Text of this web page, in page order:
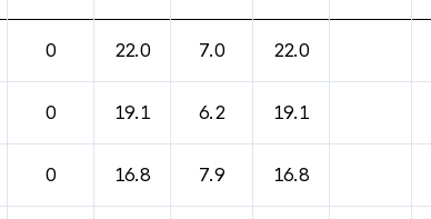
0 22.0 7.0 22.0
0 19.1 6.2 19.1
0 16.8 7.9 16.8